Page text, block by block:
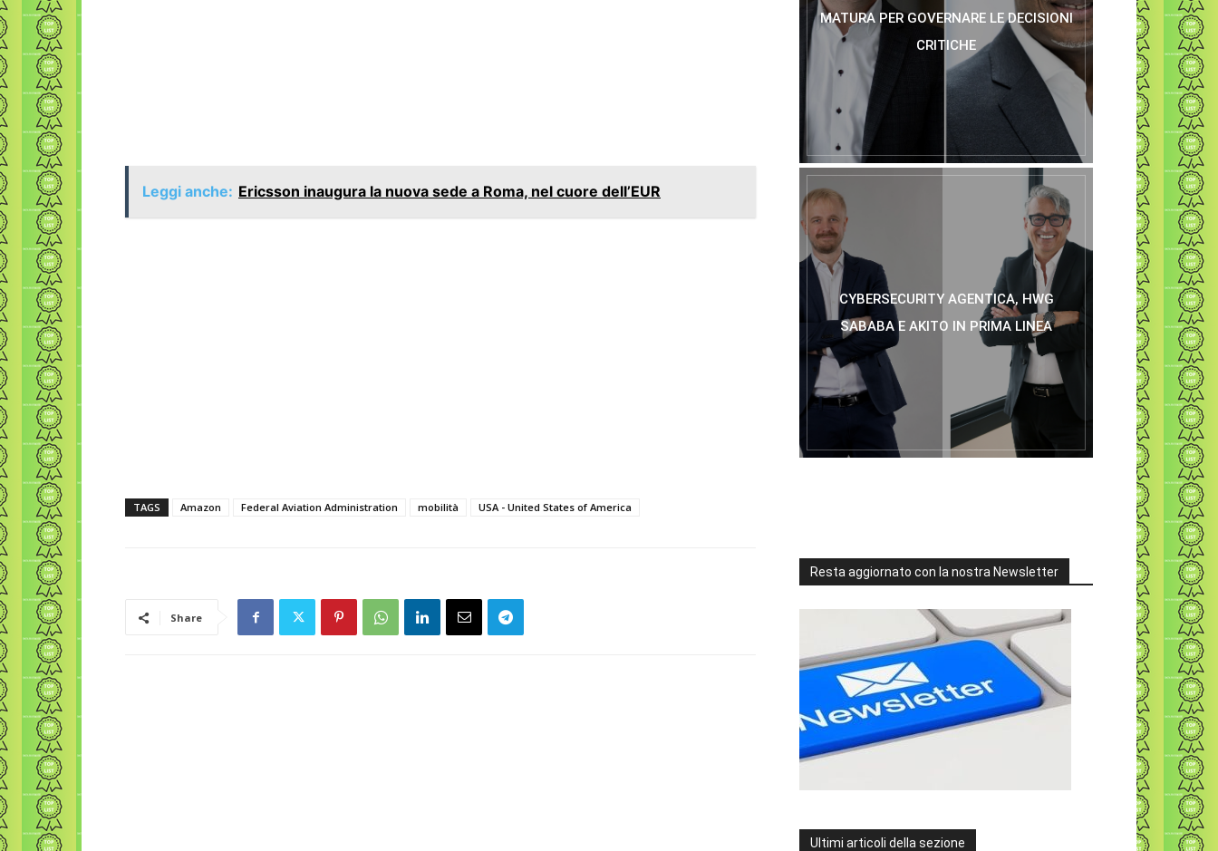
Leggi anche: Ericsson inaugura la nuova sede a Roma, nel cuore dell’EUR
TAGS Amazon Federal Aviation Administration mobilità USA - United States of America
Share
MATURA PER GOVERNARE LE DECISIONI
CRITICHE
CYBERSECURITY AGENTICA, HWG
SABABA E AKITO IN PRIMA LINEA
Resta aggiornato con la nostra Newsletter
Ultimi articoli della sezione